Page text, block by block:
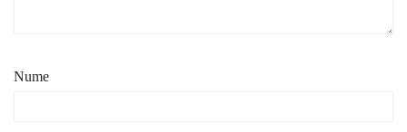
Nume